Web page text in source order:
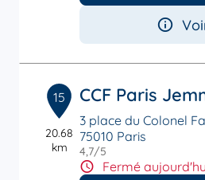
15
20.68
km
CCF Paris
3 place du Colonel
75010 Paris
4,7/5
Fermé